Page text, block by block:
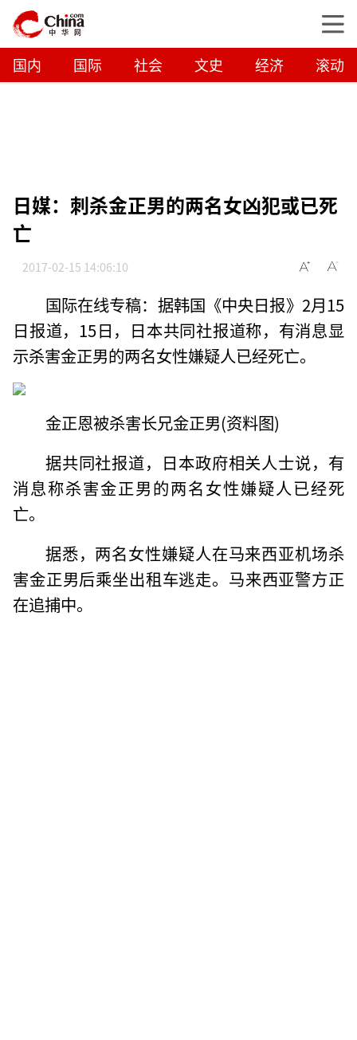
国内 国际 社会 文史 经济 滚动
日媒：刺杀金正男的两名女凶犯或已死
亡
2017-02-15 14:06:10
国际在线专稿：据韩国《中央日报》2月15
日报道，15日，日本共同社报道称，有消息显
示杀害金正男的两名女性嫌疑人已经死亡。
金正恩被杀害长兄金正男(资料图)
据共同社报道，日本政府相关人士说，有
消息称杀害金正男的两名女性嫌疑人已经死
亡。
据悉，两名女性嫌疑人在马来西亚机场杀
害金正男后乘坐出租车逃走。马来西亚警方正
在追捕中。